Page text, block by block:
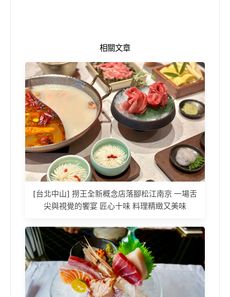
相關文章
[台北中山] 撈王全新概念店落腳松江南京 一場舌
尖與視覺的饗宴 匠心十味 料理精緻又美味